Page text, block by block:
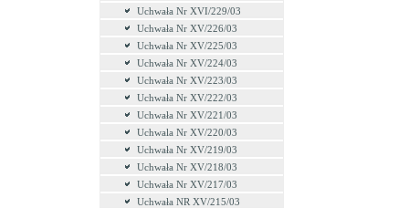
Uchwała Nr XVI/229/03
Uchwała Nr XV/226/03
Uchwała Nr XV/225/03
Uchwała Nr XV/224/03
Uchwała Nr XV/223/03
Uchwała Nr XV/222/03
Uchwała Nr XV/221/03
Uchwala Nr XV/220/03
Uchwała Nr XV/219/03
Uchwała Nr XV/218/03
Uchwała Nr XV/217/03
Uchwała NR XV/215/03